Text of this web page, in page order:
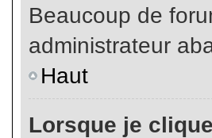
Beaucoup de
administrateur
Haut
Lorsque je